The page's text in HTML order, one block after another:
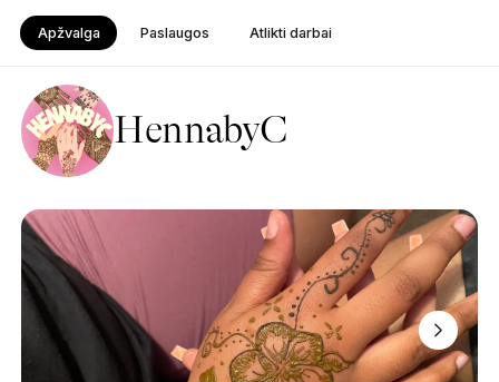
Apžvalga Paslaugos Atlikti darbai
HennabyC